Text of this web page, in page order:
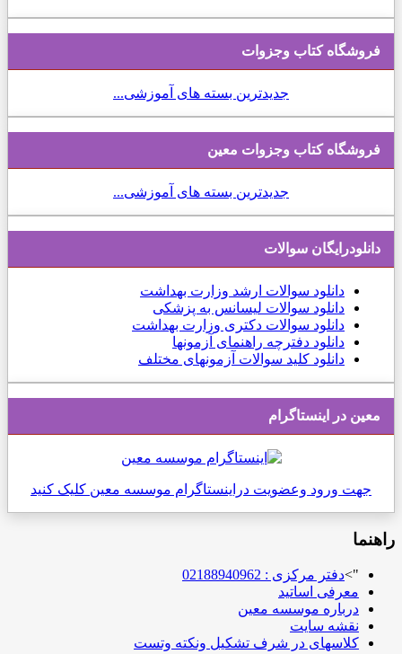
فروشگاه کتاب وجزوات
جدیدترین بسته های آموزشی...
فروشگاه کتاب وجزوات معین
جدیدترین بسته های آموزشی...
دانلودرایگان سوالات
دانلود سوالات ارشد وزارت بهداشت
دانلود سوالات لیسانس به پزشکی
دانلود سوالات دکتری وزارت بهداشت
دانلود دفترچه راهنمای آزمونها
دانلود کلید سوالات آزمونهای مختلف
معین در اینستاگرام
جهت ورود وعضویت دراینستاگرام موسسه معین کلیک کنید
راهنما
">دفتر مرکزی : 02188940962
معرفی اساتید
درباره موسسه معین
نقشه سایت
کلاسهای در شرف تشکیل ونکته وتست